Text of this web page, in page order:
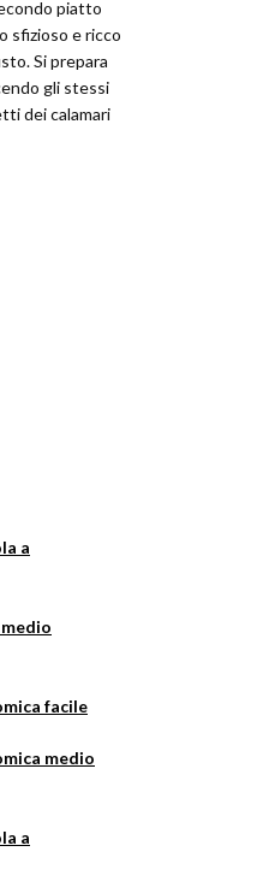
piatto
sfizioso e ricco
Si prepara
gli stessi
dei calamari
a
facile
medio
a